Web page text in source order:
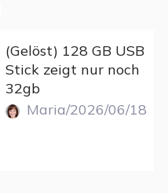
(Gelöst) 128 GB USB
Stick zeigt nur noch
32gb
Maria/2026/06/18